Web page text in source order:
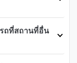
ถที่สถานที่อื่น